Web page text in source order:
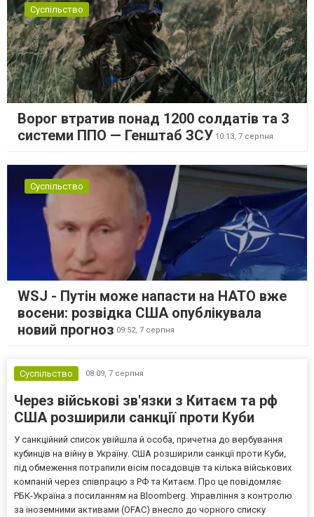
Суспільство
Ворог втратив понад 1200 солдатів та 3
системи ППО — Генштаб ЗСУ 10:13, 7 серпня
Суспільство
WSJ - Путін може напасти на НАТО вже
восени: розвідка США опублікувала
новий прогноз 09:52, 7 серпня
Суспільство 08:09, 7 серпня
Через військові зв'язки з Китаєм та рф
США розширили санкції проти Куби
У санкційний список увійшла й особа, причетна до вербування
кубинців на війну в Україну. США розширили санкції проти Куби,
під обмеження потрапили вісім посадовців та кілька військових
компаній через співпрацю з РФ та Китаєм. Про це повідомляє
РБК-Україна з посиланням на Bloomberg. Управління з контролю
за іноземними активами (OFAC) внесло до чорного списку